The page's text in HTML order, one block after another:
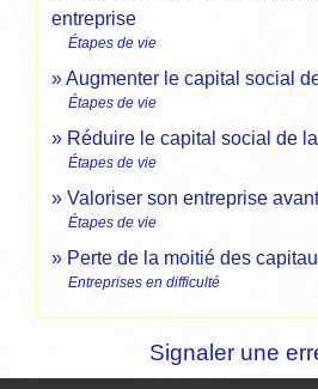
entreprise
Étapes de vie
Augmenter le capital social
Étapes de vie
Réduire le capital social de
Étapes de vie
Valoriser son entreprise
Étapes de vie
Perte de la moitié des
Entreprises en difficulté
Signaler une